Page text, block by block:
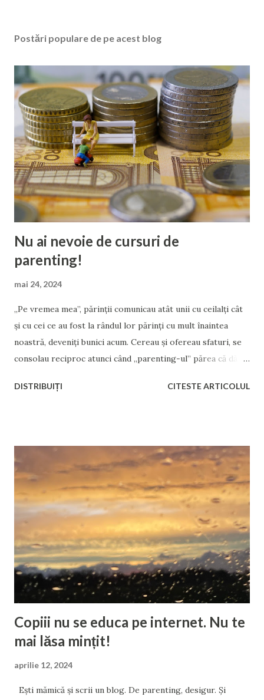
Postări populare de pe acest blog
Nu ai nevoie de cursuri de
parenting!
mai 24, 2024
„Pe vremea mea”, părinții comunicau atât unii cu ceilalți cât
și cu cei ce au fost la rândul lor părinți cu mult înaintea
noastră, deveniți bunici acum. Cereau și ofereau sfaturi, se
consolau reciproc atunci când „parenting-ul” părea că dă
să funcționeze, în ciuda faptului că noțiunea de parenting
din greșeală sau din inconștiență, părinții pe care îi vedem
destul de des la televizor alături de cuvântul „abuz”, din ce
am observat, nu de cursuri de parenting au nevoie, ci de
medicație, de măsuri coercitive sau de arest
instituționalizat. Poate și de sterilizare chimică, însă intru
aici pe un teritoriu destul de instabil și interpretabil, ce ține
de drepturile fundamentale ale omului. Deși cel ce-și
abuzează copilul nu știu dacă mai poate fi catalogat ca...
DISTRIBUIȚI CITESTE ARTICOLUL
Copiii nu se educa pe internet. Nu te
mai lăsa mințit!
aprilie 12, 2024
Ești mămică și scrii un blog. De parenting, desigur. Și